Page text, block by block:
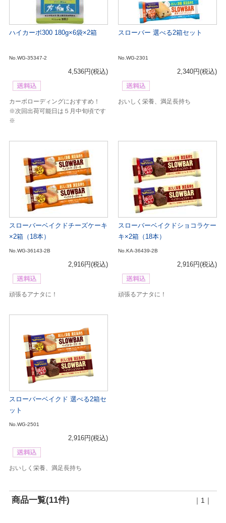
ハイカーボ300 180g×6袋×2箱
No.WG-35347-2
4,536円(税込)
カーボローディングにおすすめ！
※次回出荷可能日は５月中旬頃です
※
スローバー 選べる2箱セット
No.WG-2301
2,340円(税込)
おいしく栄養、満足長持ち
スローバーベイクドチーズケーキ
×2箱（18本）
No.WG-36143-2B
2,916円(税込)
頑張るアナタに！
スローバーベイクドショコラケー
キ×2箱（18本）
No.KA-36439-2B
2,916円(税込)
頑張るアナタに！
スローバーベイクド 選べる2箱セ
ット
No.WG-2501
2,916円(税込)
おいしく栄養、満足長持ち
商品一覧(11件) ｜1｜